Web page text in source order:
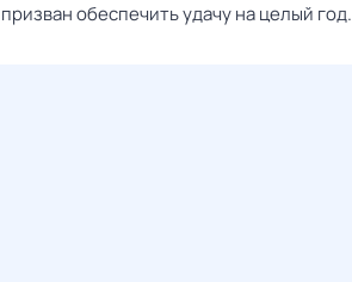
призван обеспечить удачу на целый год.